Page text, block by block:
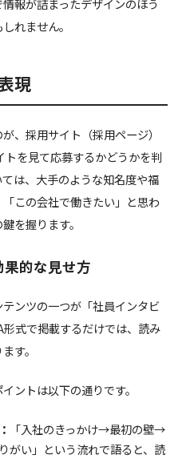
報が詰まったデザインのほう
れません。
現
、採用サイト（採用ページ）
を見て応募するかどうかを判
は、大手のような知名度や福
この会社で働きたい」と思わ
を握ります。
的な見せ方
ンツの一つが「社員インタビ
式で掲載するだけでは、読み
す。
ントは以下の通りです。
「入社のきっかけ→最初の壁→
がい」という流れで語ると、読